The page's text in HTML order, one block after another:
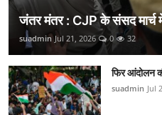
जंतर मंतर : CJP के संसद मार्च में
suadmin Jul 21, 2026 0 32
फिर आंदोलन
suadmin Jul